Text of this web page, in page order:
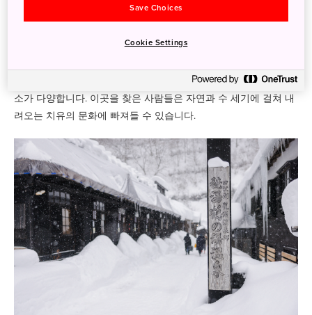
적인 휴식뿐만 아니라 시간을 들여 심신을 가다듬는 요양이라는
개에 둘러싸인 산간의 작은 료칸 등 이 지역에는 머무를 수 있는 숙
소가 다양합니다. 이곳을 찾은 사람들은 자연과 수 세기에 걸쳐 내
려오는 치유의 문화에 빠져들 수 있습니다.
Save Choices
Cookie Settings